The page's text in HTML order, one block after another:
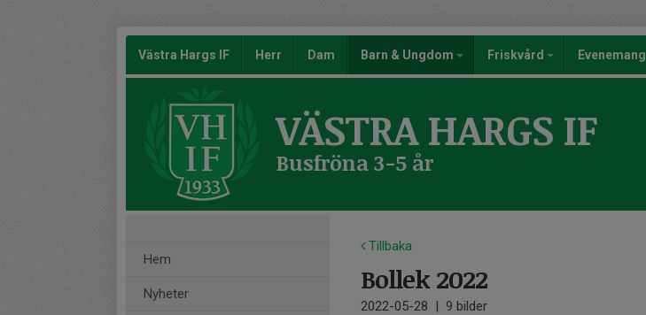
Västra Hargs IF Herr Dam Barn & Ungdom Friskvård Evenemang
VÄSTRA HARGS IF
Busfröna 3-5 år
Hem
Nyheter
Tillbaka
Bollek 2022
2022-05-28 | 9 bilder